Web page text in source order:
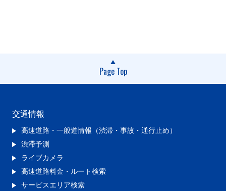
Page Top
交通情報
高速道路・一般道情報（渋滞・事故・通行止め）
渋滞予測
ライブカメラ
高速道路料金・ルート検索
サービスエリア検索